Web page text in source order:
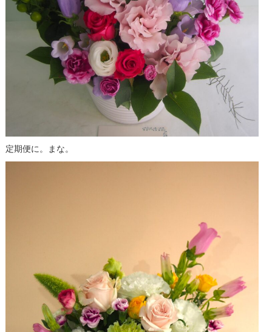
定期便に。まな。